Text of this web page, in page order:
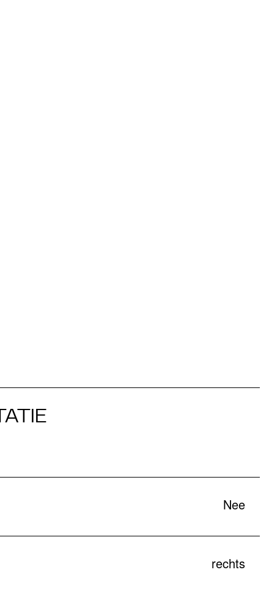
Nee
rechts